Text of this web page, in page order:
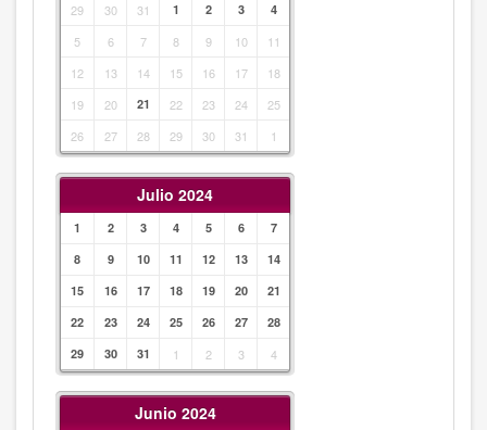
29 30 31 1 2 3 4
5 6 7 8 9 10
11
12
13 14 15 16 17
18
19
20 21 22 23 24
25
26
27 28 29 30 31 1
Julio 2024
1 2 3 4 5 6
7
8
9 10 11 12 13
14
15
16 17 18 19 20
21
22
23 24 25 26 27
28
29
30 31 1 2 3 4
Junio 2024